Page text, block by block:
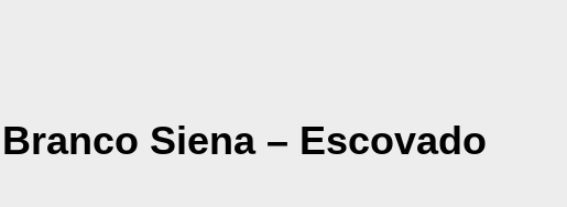
Branco Siena – Escovado